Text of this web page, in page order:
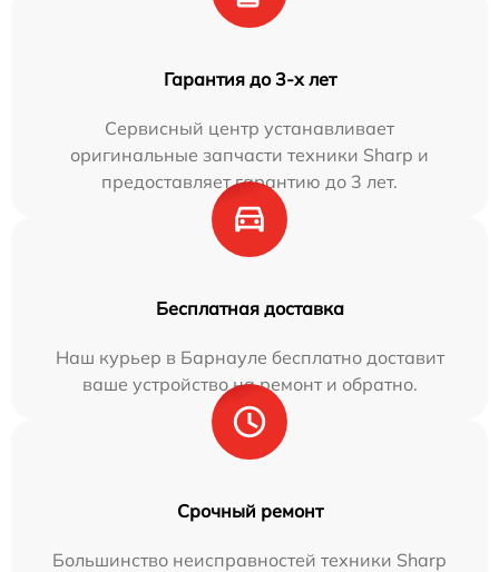
Гарантия до 3-х лет
Сервисный центр устанавливает
оригинальные запчасти техники Sharp и
предоставляет гарантию до 3 лет.
Бесплатная доставка
Наш курьер в Барнауле бесплатно доставит
ваше устройство на ремонт и обратно.
Срочный ремонт
Большинство неисправностей техники Sharp